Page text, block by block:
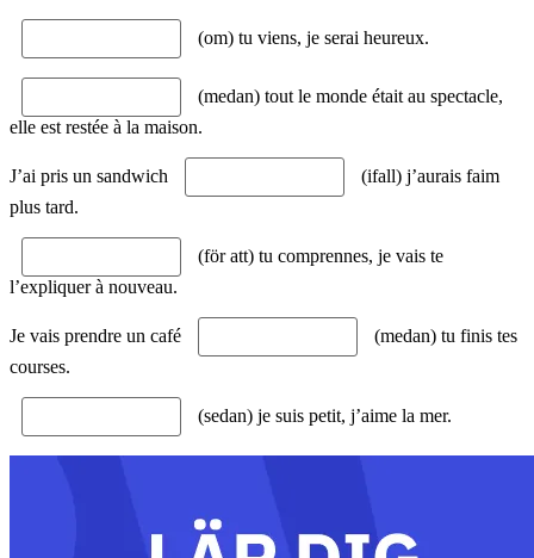
(om) tu viens, je serai heureux.
(medan) tout le monde était au spectacle,
elle est restée à la maison.
J’ai pris un sandwich
(ifall) j’aurais faim
plus tard.
(för att) tu comprennes, je vais te
l’expliquer à nouveau.
Je vais prendre un café
(medan) tu finis tes
courses.
(sedan) je suis petit, j’aime la mer.